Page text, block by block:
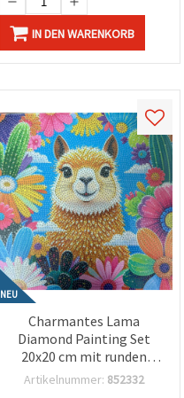
IN DEN WARENKORB
NEU
Charmantes Lama
Diamond Painting Set
20x20 cm mit runden
Steinchen – Teilbild
Artikelnummer: 852332